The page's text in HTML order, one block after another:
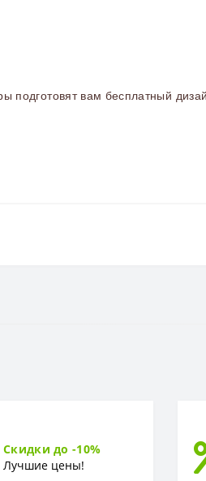
вам бесплатный
Скидки до -10%
Лучшие цены!